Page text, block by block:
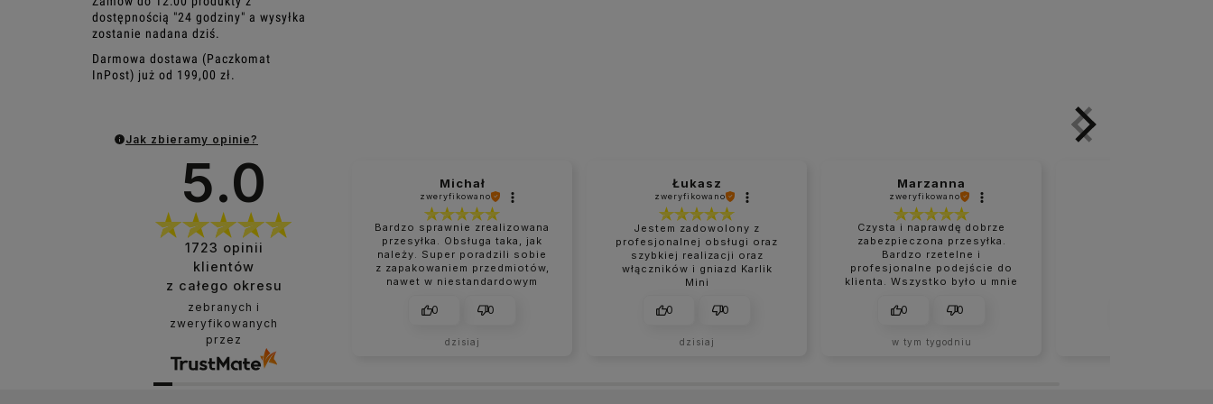
dostępnością "24 godziny" a wysyłka
zostanie nadana dziś.
Darmowa dostawa (Paczkomat
InPost) już od 199,00 zł.
Jak zbieramy opinie?
5.0
1723 opinii
klientów
z całego okresu
zebranych i
zweryfikowanych
przez
Michał
zweryfikowano
Bardzo sprawnie zrealizowana
przesyłka. Obsługa taka, jak
należy. Super poradzili sobie
z zapakowaniem przedmiotów,
nawet w niestandardowym
0 0
dzisiaj
Łukasz
zweryfikowano
Jestem zadowolony z
profesjonalnej obsługi oraz
szybkiej realizacji oraz
włączników i gniazd Karlik
Mini
0 0
dzisiaj
Marzanna
zweryfikowano
Czysta i naprawdę dobrze
zabezpieczona przesyłka.
Bardzo rzetelne i
profesjonalne podejście do
klienta. Wszystko było u mnie
moje ostatnie zakupy w tym
0 0
w tym tygodniu